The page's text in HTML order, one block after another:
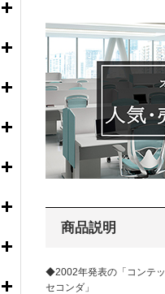
商品説明
◆2002年発表の「コンテ
セコンダ」